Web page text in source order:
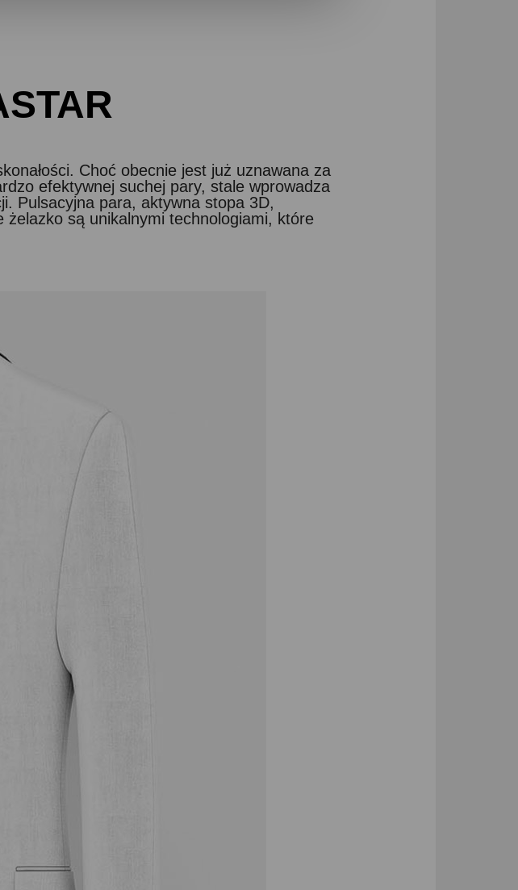
Choć obecnie jest już uznawana za
efektywnej suchej pary, stale wprowadza
Pulsacyjna para, aktywna stopa 3D,
są unikalnymi technologiami, które